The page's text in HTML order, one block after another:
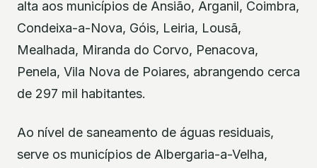
alta aos municípios de Ansião, Arganil, Coimbra,
Condeixa-a-Nova, Góis, Leiria, Lousã,
Mealhada, Miranda do Corvo, Penacova,
Penela, Vila Nova de Poiares, abrangendo cerca
de 297 mil habitantes.
Ao nível de saneamento de águas residuais,
serve os municípios de Albergaria-a-Velha,